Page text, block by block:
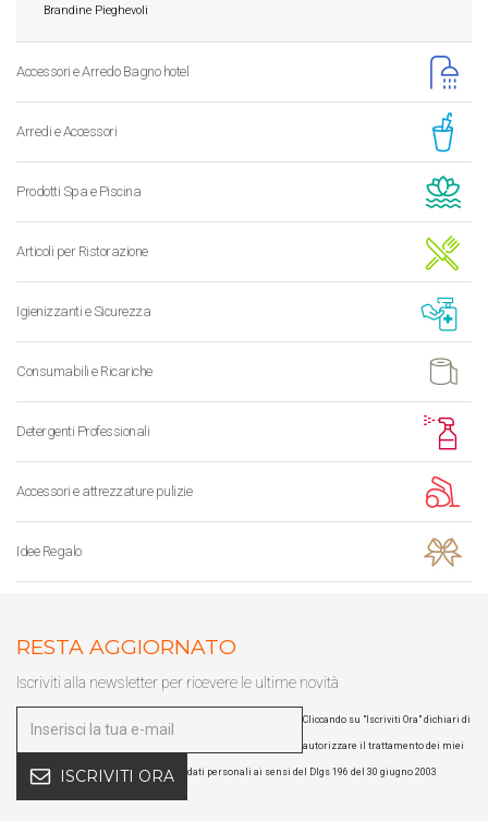
Brandine Pieghevoli
Accessori e Arredo Bagno hotel
Arredi e Accessori
Prodotti Spa e Piscina
Articoli per Ristorazione
Igienizzanti e Sicurezza
Consumabili e Ricariche
Detergenti Professionali
Accessori e attrezzature pulizie
Idee Regalo
RESTA AGGIORNATO
Iscriviti alla newsletter per ricevere le ultime novità
ISCRIVITI ORA
Cliccando su "Iscriviti Ora" dichiari di
autorizzare il trattamento dei miei
dati personali ai sensi del Dlgs 196 del 30 giugno 2003